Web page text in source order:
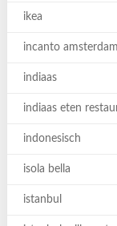
ikea
incanto amsterdam
indiaas
indiaas eten
indonesisch
isola bella
istanbul